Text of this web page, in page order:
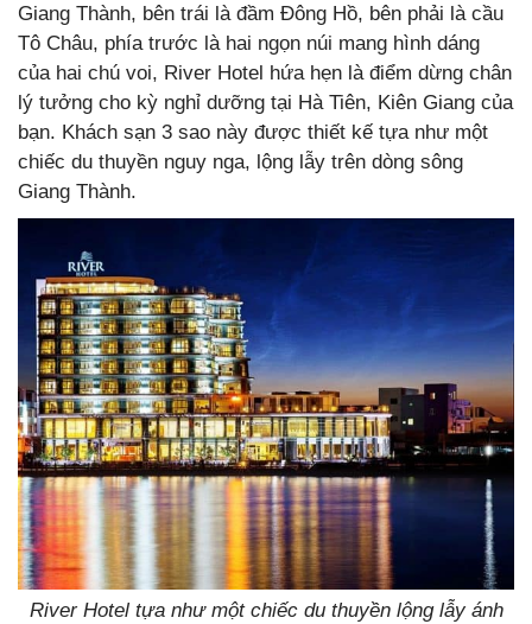
Giang Thành, bên trái là đầm Đông Hồ, bên phải là cầu
Tô Châu, phía trước là hai ngọn núi mang hình dáng
của hai chú voi, River Hotel hứa hẹn là điểm dừng chân
lý tưởng cho kỳ nghỉ dưỡng tại Hà Tiên, Kiên Giang của
bạn. Khách sạn 3 sao này được thiết kế tựa như một
chiếc du thuyền nguy nga, lộng lẫy trên dòng sông
Giang Thành.
River Hotel tựa như một chiếc du thuyền lộng lẫy ánh